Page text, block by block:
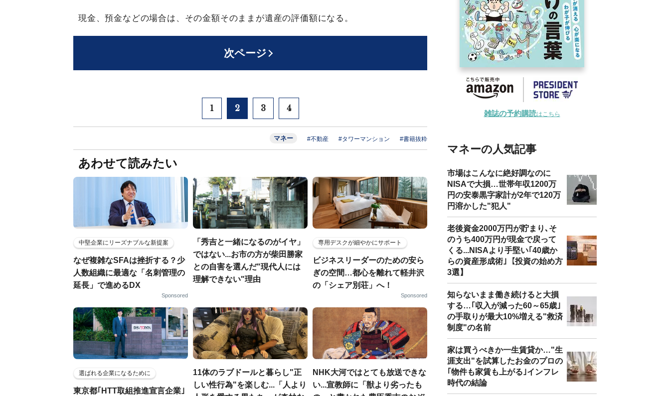
現金、預金などの場合は、その金額そのままが遺産の評価額になる。
次ページ
1 2 3 4
マネー #不動産 #タワーマンション #書籍抜粋
あわせて読みたい
中堅企業にリーズナブルな新提案
なぜ複雑なSFAは挫折する？少
人数組織に最適な「名刺管理の
延長」で進めるDX
Sponsored
「秀吉と一緒になるのがイヤ」
ではない...お市の方が柴田勝家
との自害を選んだ"現代人には
理解できない"理由
専用デスクが細やかにサポート
ビジネスリーダーのための安ら
ぎの空間…都心を離れて軽井沢
の「シェア別荘」へ！
Sponsored
選ばれる企業になるために
東京都｢HTT取組推進宣言企業｣
11体のラブドールと暮らし"正
しい性行為"を楽しむ...「人より
NHK大河ではとても放送できな
い...宣教師に「獣より劣ったも
雑誌の予約購読はこちら
マネーの人気記事
市場はこんなに絶好調なのに
NISAで大損…世帯年収1200万
円の安泰黒字家計が2年で120万
円溶かした"犯人"
老後資金2000万円が貯まり､そ
のうち400万円が現金で戻って
くる...NISAより手堅い｢40歳か
らの資産形成術｣【投資の始め方
3選】
知らないまま働き続けると大損
する…｢収入が減った60～65歳｣
の手取りが最大10%増える"救済
制度"の名前
家は買うべきか一生賃貸か…"生
涯支出"を試算したお金のプロの
｢物件も家賃も上がる｣インフレ
時代の結論